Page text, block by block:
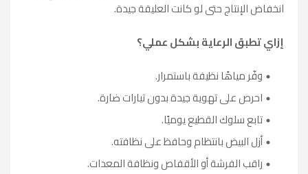
انخفاض الإنتاج حتى لو كانت العليقة جيدة.
إزاي تطبق الرعاية بشكل عملي؟
وفّر مياهًا نظيفة باستمرار.
احرص على تهوية جيدة بدون تيارات ضارة.
تابع سلوك القطيع يوميًا.
أزل البيض بانتظام وحافظ على نظافته.
راقب الفرشة أو الأقفاص ونظافة المعدات.